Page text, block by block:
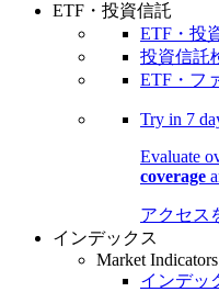
ETF・投資信託
ETF・投
投資信託
ETF・フ
Try in 7
Evaluate
coverage
アクセス
インデックス
Market Indicators
インデッ